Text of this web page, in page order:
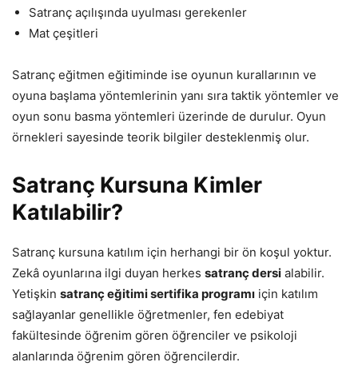
Satranç açılışında uyulması gerekenler
Mat çeşitleri
Satranç eğitmen eğitiminde ise oyunun kurallarının ve
oyuna başlama yöntemlerinin yanı sıra taktik yöntemler ve
oyun sonu basma yöntemleri üzerinde de durulur. Oyun
örnekleri sayesinde teorik bilgiler desteklenmiş olur.
Satranç Kursuna Kimler
Katılabilir?
Satranç kursuna katılım için herhangi bir ön koşul yoktur.
Zekâ oyunlarına ilgi duyan herkes satranç dersi alabilir.
Yetişkin satranç eğitimi sertifika programı için katılım
sağlayanlar genellikle öğretmenler, fen edebiyat
fakültesinde öğrenim gören öğrenciler ve psikoloji
alanlarında öğrenim gören öğrencilerdir.